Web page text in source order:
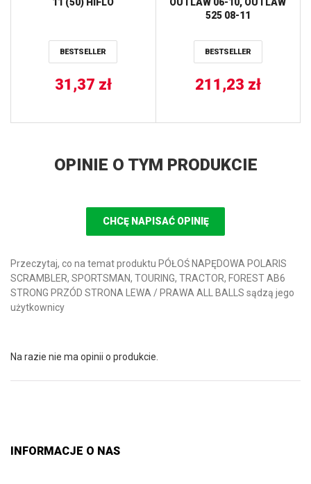
BESTSELLER
31,37 zł
525 08-11
(4X8,5MM) WAVE NG
BESTSELLER
211,23 zł
OPINIE O TYM PRODUKCIE
CHCĘ NAPISAĆ OPINIĘ
Przeczytaj, co na temat produktu PÓŁOŚ NAPĘDOWA POLARIS
SCRAMBLER, SPORTSMAN, TOURING, TRACTOR, FOREST AB6
STRONG PRZÓD STRONA LEWA / PRAWA ALL BALLS sądzą jego
użytkownicy
Na razie nie ma opinii o produkcie.
INFORMACJE O NAS